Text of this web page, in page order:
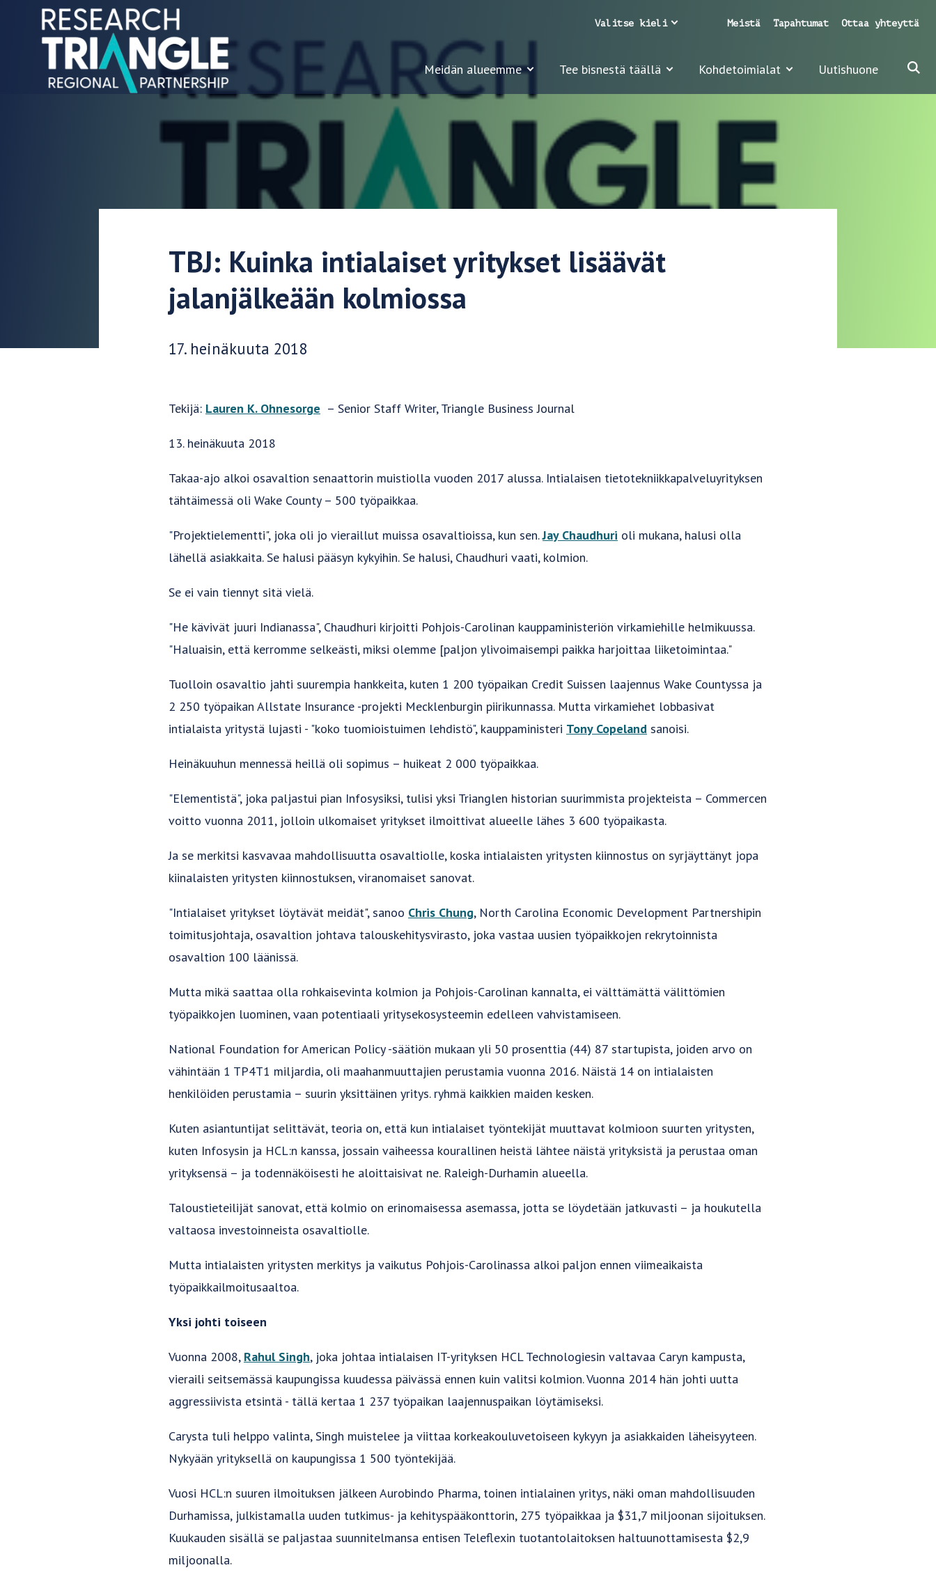
Siirry sisältöön
Meidän alueemme Tee bisnestä täällä Kohdetoimialat Uutishuone
Meistä Tapahtumat Ottaa yhteyttä
Valitse kieli
TBJ: Kuinka intialaiset yritykset lisäävät
jalanjälkeään kolmiossa
Julkaisupäivä:
17. heinäkuuta 2018
Tekijä: Lauren K. Ohnesorge – Senior Staff Writer, Triangle Business Journal
13. heinäkuuta 2018
Takaa-ajo alkoi osavaltion senaattorin muistiolla vuoden 2017 alussa. Intialaisen tietotekniikkapalveluyrityksen
tähtäimessä oli Wake County – 500 työpaikkaa.
"Projektielementti", joka oli jo vieraillut muissa osavaltioissa, kun sen.Jay Chaudhuri oli mukana, halusi olla
lähellä asiakkaita. Se halusi pääsyn kykyihin. Se halusi, Chaudhuri vaati, kolmion.
Se ei vain tiennyt sitä vielä.
"He kävivät juuri Indianassa", Chaudhuri kirjoitti Pohjois-Carolinan kauppaministeriön virkamiehille helmikuussa.
"Haluaisin, että kerromme selkeästi, miksi olemme [paljon ylivoimaisempi paikka harjoittaa liiketoimintaa."
Tuolloin osavaltio jahti suurempia hankkeita, kuten 1 200 työpaikan Credit Suissen laajennus Wake Countyssa ja
2 250 työpaikan Allstate Insurance -projekti Mecklenburgin piirikunnassa. Mutta virkamiehet lobbasivat
intialaista yritystä lujasti - "koko tuomioistuimen lehdistö", kauppaministeri Tony Copeland sanoisi.
Heinäkuuhun mennessä heillä oli sopimus – huikeat 2 000 työpaikkaa.
"Elementistä", joka paljastui pian Infosysiksi, tulisi yksi Trianglen historian suurimmista projekteista – Commercen
voitto vuonna 2011, jolloin ulkomaiset yritykset ilmoittivat alueelle lähes 3 600 työpaikasta.
Ja se merkitsi kasvavaa mahdollisuutta osavaltiolle, koska intialaisten yritysten kiinnostus on syrjäyttänyt jopa
kiinalaisten yritysten kiinnostuksen, viranomaiset sanovat.
"Intialaiset yritykset löytävät meidät", sanoo Chris Chung, North Carolina Economic Development Partnershipin
toimitusjohtaja, osavaltion johtava talouskehitysvirasto, joka vastaa uusien työpaikkojen rekrytoinnista
osavaltion 100 läänissä.
Mutta mikä saattaa olla rohkaisevinta kolmion ja Pohjois-Carolinan kannalta, ei välttämättä välittömien
työpaikkojen luominen, vaan potentiaali yritysekosysteemin edelleen vahvistamiseen.
National Foundation for American Policy -säätiön mukaan yli 50 prosenttia (44) 87 startupista, joiden arvo on
vähintään 1 TP4T1 miljardia, oli maahanmuuttajien perustamia vuonna 2016. Näistä 14 on intialaisten
henkilöiden perustamia – suurin yksittäinen yritys. ryhmä kaikkien maiden kesken.
Kuten asiantuntijat selittävät, teoria on, että kun intialaiset työntekijät muuttavat kolmioon suurten yritysten,
kuten Infosysin ja HCL:n kanssa, jossain vaiheessa kourallinen heistä lähtee näistä yrityksistä ja perustaa oman
yrityksensä – ja todennäköisesti he aloittaisivat ne. Raleigh-Durhamin alueella.
Taloustieteilijät sanovat, että kolmio on erinomaisessa asemassa, jotta se löydetään jatkuvasti – ja houkutella
valtaosa investoinneista osavaltiolle.
Mutta intialaisten yritysten merkitys ja vaikutus Pohjois-Carolinassa alkoi paljon ennen viimeaikaista
työpaikkailmoitusaaltoa.
Yksi johti toiseen
Vuonna 2008, Rahul Singh, joka johtaa intialaisen IT-yrityksen HCL Technologiesin valtavaa Caryn kampusta,
vieraili seitsemässä kaupungissa kuudessa päivässä ennen kuin valitsi kolmion. Vuonna 2014 hän johti uutta
aggressiivista etsintä - tällä kertaa 1 237 työpaikan laajennuspaikan löytämiseksi.
Carysta tuli helppo valinta, Singh muistelee ja viittaa korkeakouluvetoiseen kykyyn ja asiakkaiden läheisyyteen.
Nykyään yrityksellä on kaupungissa 1 500 työntekijää.
Vuosi HCL:n suuren ilmoituksen jälkeen Aurobindo Pharma, toinen intialainen yritys, näki oman mahdollisuuden
Durhamissa, julkistamalla uuden tutkimus- ja kehityspääkonttorin, 275 työpaikkaa ja $31,7 miljoonan sijoituksen.
Kuukauden sisällä se paljastaa suunnitelmansa entisen Teleflexin tuotantolaitoksen haltuunottamisesta $2,9
miljoonalla.